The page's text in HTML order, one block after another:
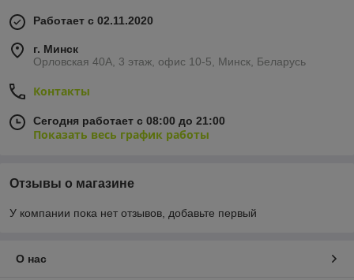
Работает с 02.11.2020
г. Минск
Орловская 40А, 3 этаж, офис 10-5, Минск, Беларусь
Контакты
Сегодня работает с 08:00 до 21:00
Показать весь график работы
Отзывы о магазине
У компании пока нет отзывов, добавьте первый
О нас